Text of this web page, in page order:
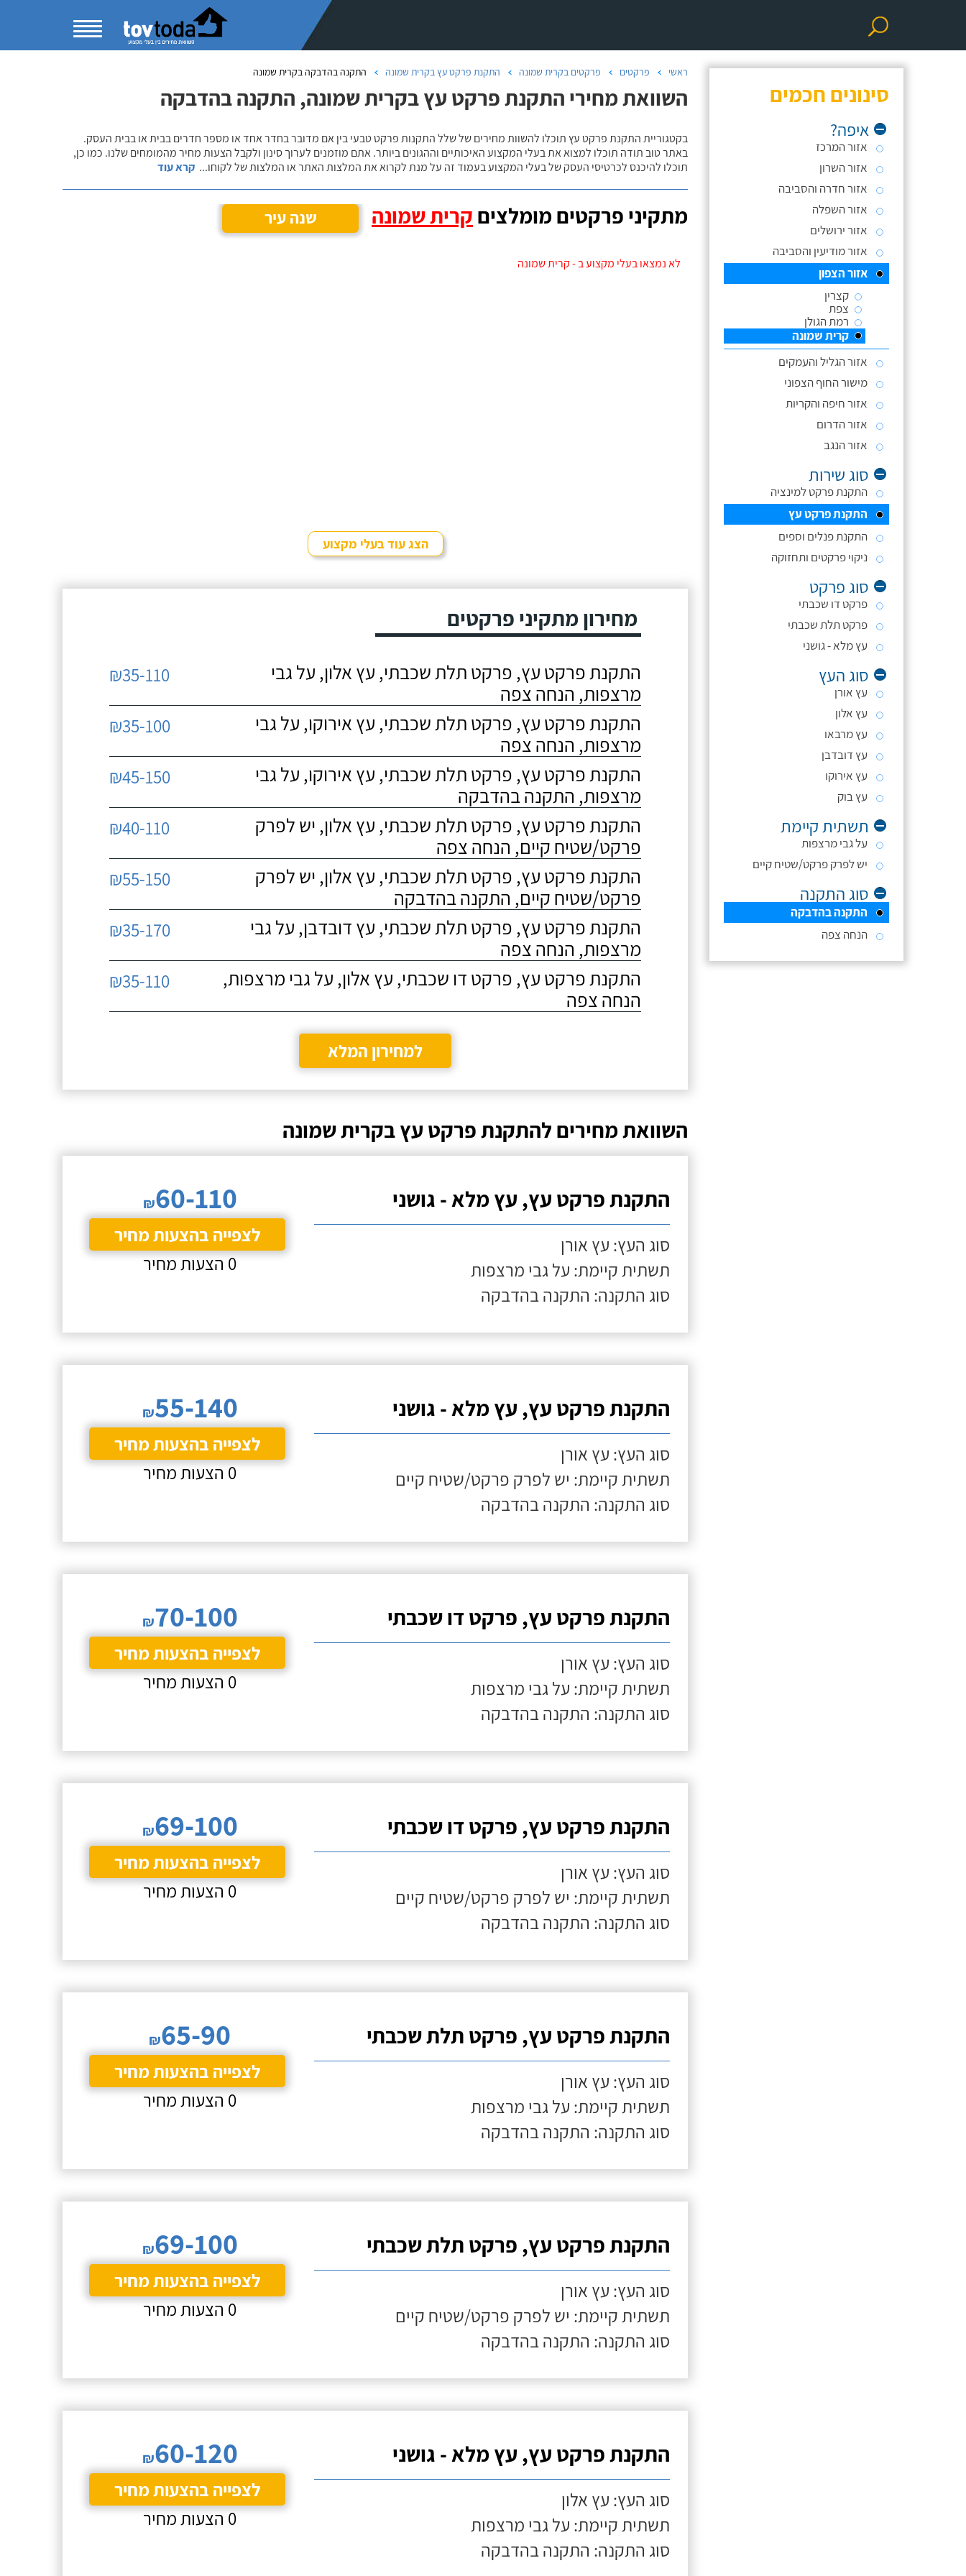
סינונים חכמים
איפה?
אזור המרכז
אזור השרון
אזור חדרה והסביבה
אזור השפלה
אזור ירושלים
אזור מודיעין והסביבה
אזור הצפון
קצרין
צפת
רמת הגולן
קרית שמונה
אזור הגליל והעמקים
מישור החוף הצפוני
אזור חיפה והקריות
אזור הדרום
אזור הנגב
סוג שירות
התקנת פרקט למינציה
התקנת פרקט עץ
התקנת פנלים וספים
ניקוי פרקטים ותחזוקה
סוג פרקט
פרקט דו שכבתי
פרקט תלת שכבתי
עץ מלא - גושני
סוג העץ
עץ אורן
עץ אלון
עץ מרבאו
עץ דובדבן
עץ אירוקו
עץ בוק
תשתית קיימת
על גבי מרצפות
יש לפרק פרקט/שטיח קיים
סוג התקנה
התקנה בהדבקה
הנחה צפה
ראשי פרקטים פרקטים בקרית שמונה התקנת פרקט עץ בקרית שמונה התקנה בהדבקה בקרית שמונה
השוואת מחירי התקנת פרקט עץ בקרית שמונה, התקנה בהדבקה
בקטגוריית התקנת פרקט עץ תוכלו להשוות מחירים של שלל התקנות פרקט טבעי בין אם מדובר בחדר אחד או מספר חדרים בבית או בבית העסק.
באתר טוב תודה תוכלו למצוא את בעלי המקצוע האיכותיים וההגונים ביותר. אתם מוזמנים לערוך סינון ולקבל הצעות מחיר מהמומחים שלנו. כמו כן,
תוכלו להיכנס לכרטיסי העסק של בעלי המקצוע בעמוד זה על מנת לקרוא את המלצות האתר או המלצות של לקוחו... קרא עוד
מתקיני פרקטים מומלצים קרית שמונה שנה עיר
לא נמצאו בעלי מקצוע ב - קרית שמונה
הצג עוד בעלי מקצוע
מחירון מתקיני פרקטים
התקנת פרקט עץ, פרקט תלת שכבתי, עץ אלון, על גבי
מרצפות, הנחה צפה
₪35-110
התקנת פרקט עץ, פרקט תלת שכבתי, עץ אירוקו, על גבי
מרצפות, הנחה צפה
₪35-100
התקנת פרקט עץ, פרקט תלת שכבתי, עץ אירוקו, על גבי
מרצפות, התקנה בהדבקה
₪45-150
התקנת פרקט עץ, פרקט תלת שכבתי, עץ אלון, יש לפרק
פרקט/שטיח קיים, הנחה צפה
₪40-110
התקנת פרקט עץ, פרקט תלת שכבתי, עץ אלון, יש לפרק
פרקט/שטיח קיים, התקנה בהדבקה
₪55-150
התקנת פרקט עץ, פרקט תלת שכבתי, עץ דובדבן, על גבי
מרצפות, הנחה צפה
₪35-170
התקנת פרקט עץ, פרקט דו שכבתי, עץ אלון, על גבי מרצפות,
הנחה צפה
₪35-110
למחירון המלא
השוואת מחירים להתקנת פרקט עץ בקרית שמונה
התקנת פרקט עץ, עץ מלא - גושני
סוג העץ: עץ אורן
תשתית קיימת: על גבי מרצפות
סוג התקנה: התקנה בהדבקה
₪60-110
לצפייה בהצעות מחיר
0 הצעות מחיר
התקנת פרקט עץ, עץ מלא - גושני
סוג העץ: עץ אורן
תשתית קיימת: יש לפרק פרקט/שטיח קיים
סוג התקנה: התקנה בהדבקה
₪55-140
לצפייה בהצעות מחיר
0 הצעות מחיר
התקנת פרקט עץ, פרקט דו שכבתי
סוג העץ: עץ אורן
תשתית קיימת: על גבי מרצפות
סוג התקנה: התקנה בהדבקה
₪70-100
לצפייה בהצעות מחיר
0 הצעות מחיר
התקנת פרקט עץ, פרקט דו שכבתי
סוג העץ: עץ אורן
תשתית קיימת: יש לפרק פרקט/שטיח קיים
סוג התקנה: התקנה בהדבקה
₪69-100
לצפייה בהצעות מחיר
0 הצעות מחיר
התקנת פרקט עץ, פרקט תלת שכבתי
סוג העץ: עץ אורן
תשתית קיימת: על גבי מרצפות
סוג התקנה: התקנה בהדבקה
₪65-90
לצפייה בהצעות מחיר
0 הצעות מחיר
התקנת פרקט עץ, פרקט תלת שכבתי
סוג העץ: עץ אורן
תשתית קיימת: יש לפרק פרקט/שטיח קיים
סוג התקנה: התקנה בהדבקה
₪69-100
לצפייה בהצעות מחיר
0 הצעות מחיר
התקנת פרקט עץ, עץ מלא - גושני
סוג העץ: עץ אלון
תשתית קיימת: על גבי מרצפות
סוג התקנה: התקנה בהדבקה
₪60-120
לצפייה בהצעות מחיר
0 הצעות מחיר